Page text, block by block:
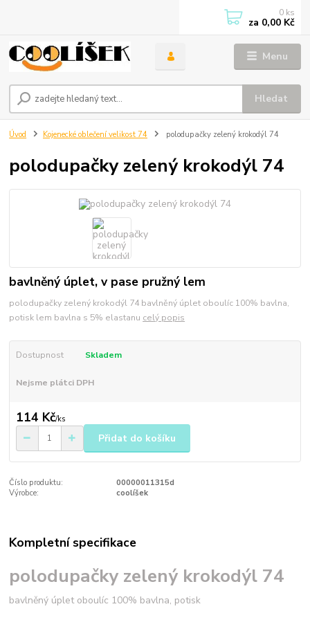
Menu
Hledat
0 ks
za 0,00 Kč
Úvod Kojenecké oblečení velikost 74 polodupačky zelený krokodýl 74
polodupačky zelený krokodýl 74
bavlněný úplet, v pase pružný lem
polodupačky zelený krokodýl 74 bavlněný úplet oboulíc 100% bavlna,
potisk lem bavlna s 5% elastanu celý popis
Dostupnost Skladem
Nejsme plátci DPH
114 Kč/ks
Přidat do košíku
Číslo produktu:
00000011315d
Výrobce:
coolíšek
Kompletní specifikace
polodupačky zelený krokodýl 74
bavlněný úplet oboulíc 100% bavlna, potisk